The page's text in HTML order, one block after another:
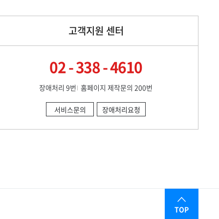
고객지원 센터
02 - 338 - 4610
장애처리 9번 홈페이지 제작문의 200번
서비스문의 장애처리요청
TOP